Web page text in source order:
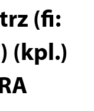
(fi:
(kpl.)